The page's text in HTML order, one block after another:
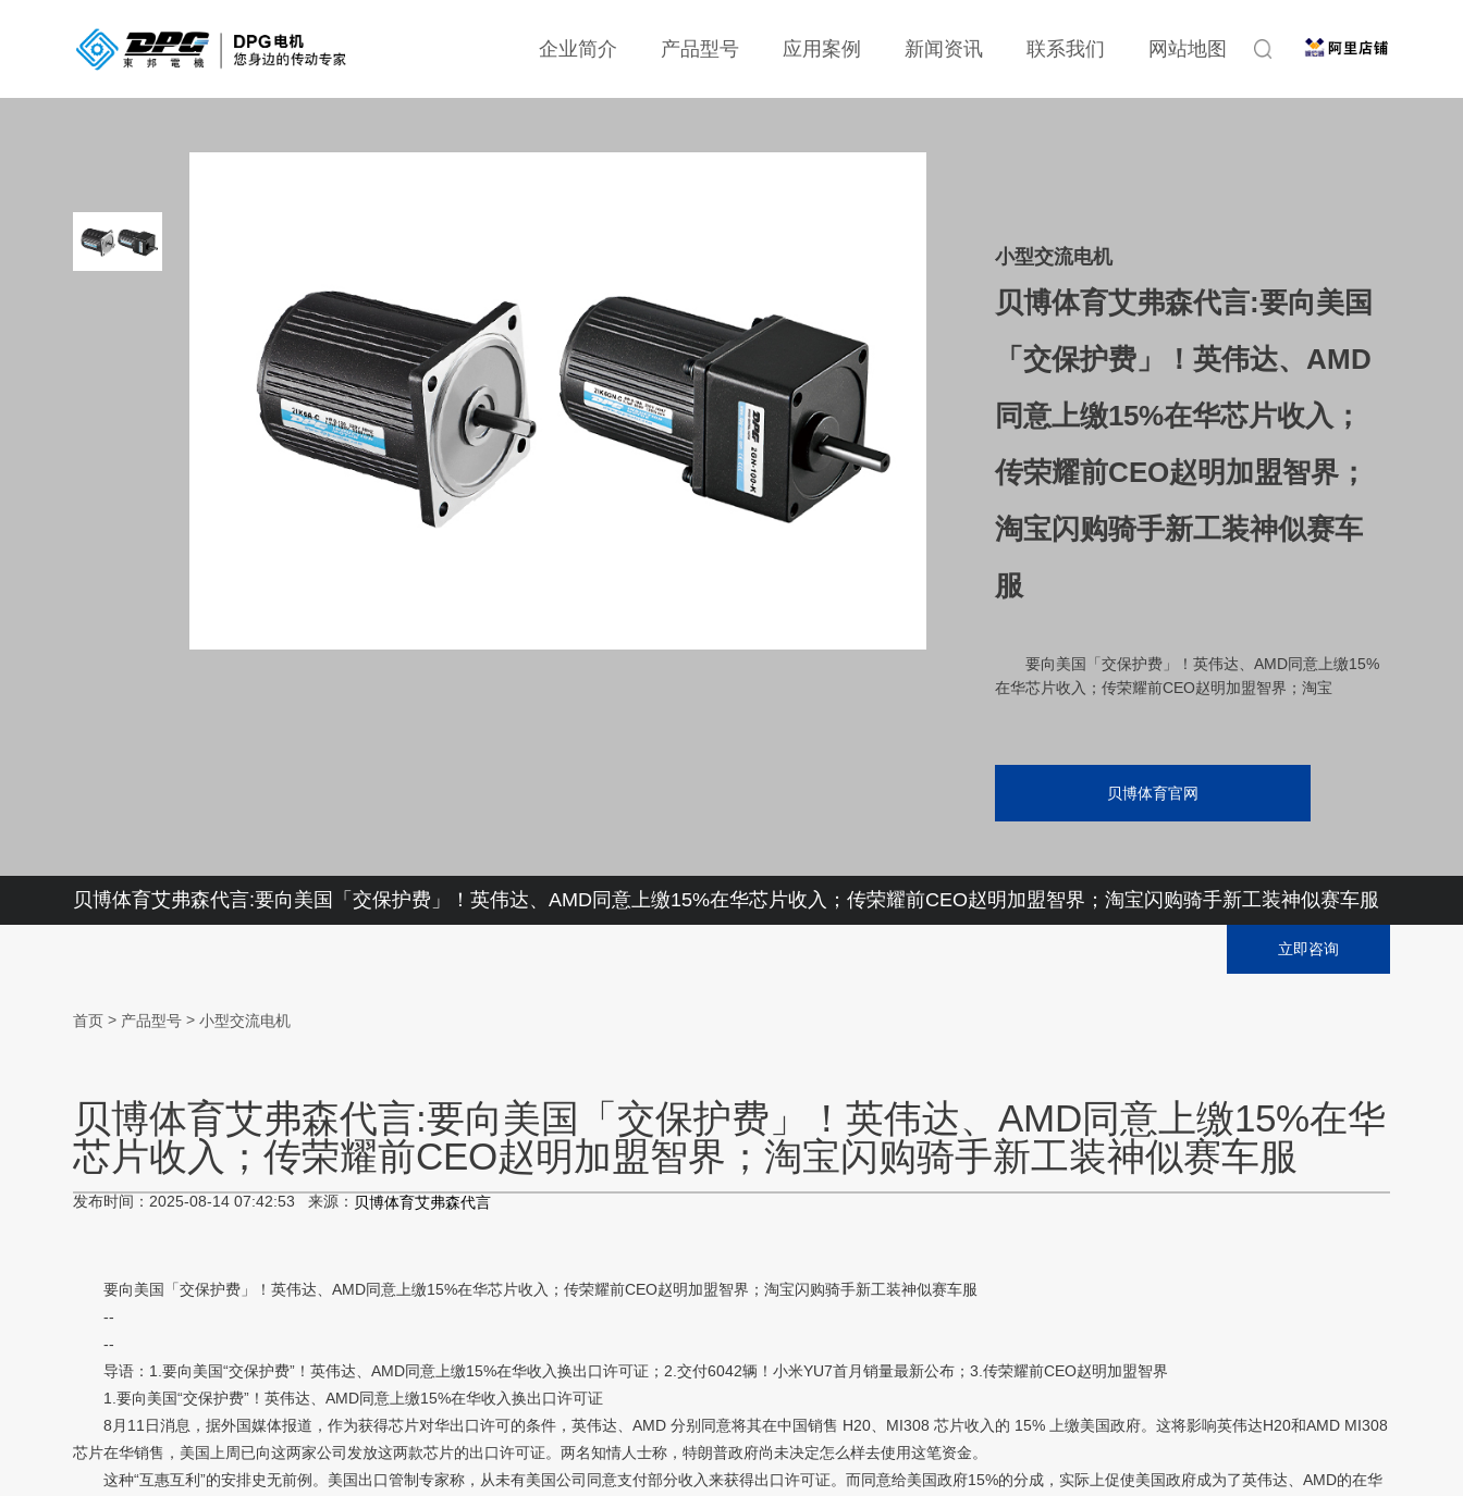
企业简介 产品型号 应用案例 新闻资讯 联系我们 网站地图
小型交流电机
贝博体育艾弗森代言:要向美国
「交保护费」！英伟达、AMD
同意上缴15%在华芯片收入；
传荣耀前CEO赵明加盟智界；
淘宝闪购骑手新工装神似赛车
服
要向美国「交保护费」！英伟达、AMD同意上缴15%
在华芯片收入；传荣耀前CEO赵明加盟智界；淘宝
贝博体育官网
贝博体育艾弗森代言:要向美国「交保护费」！英伟达、AMD同意上缴15%在华芯片收入；传荣耀前CEO赵明加盟智界；淘宝闪购骑手新工装神似赛车服
立即咨询
首页 > 产品型号 >小型交流电机
贝博体育艾弗森代言:要向美国「交保护费」！英伟达、AMD同意上缴15%在华
芯片收入；传荣耀前CEO赵明加盟智界；淘宝闪购骑手新工装神似赛车服
发布时间：2025-08-14 07:42:53 来源： 贝博体育艾弗森代言
要向美国「交保护费」！英伟达、AMD同意上缴15%在华芯片收入；传荣耀前CEO赵明加盟智界；淘宝闪购骑手新工装神似赛车服
--
--
导语：1.要向美国“交保护费”！英伟达、AMD同意上缴15%在华收入换出口许可证；2.交付6042辆！小米YU7首月销量最新公布；3.传荣耀前CEO赵明加盟智界
1.要向美国“交保护费”！英伟达、AMD同意上缴15%在华收入换出口许可证
8月11日消息，据外国媒体报道，作为获得芯片对华出口许可的条件，英伟达、AMD 分别同意将其在中国销售 H20、MI308 芯片收入的 15% 上缴美国政府。这将影响英伟达H20和AMD MI308
芯片在华销售，美国上周已向这两家公司发放这两款芯片的出口许可证。两名知情人士称，特朗普政府尚未决定怎么样去使用这笔资金。
这种“互惠互利”的安排史无前例。美国出口管制专家称，从未有美国公司同意支付部分收入来获得出口许可证。而同意给美国政府15%的分成，实际上促使美国政府成为了英伟达、AMD的在华